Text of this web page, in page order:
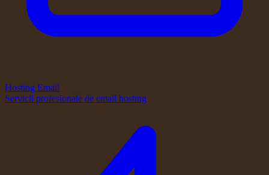
Hosting Email
Servicii profesionale de email hosting